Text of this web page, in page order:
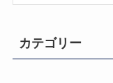
カテゴリー